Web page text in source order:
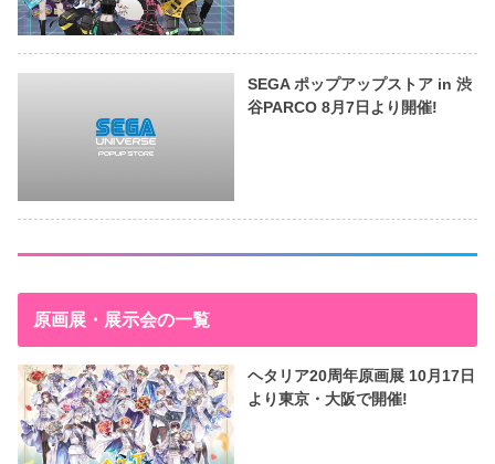
SEGA ポップアップストア in 渋
谷PARCO 8月7日より開催!
原画展・展示会の一覧
ヘタリア20周年原画展 10月17日
より東京・大阪で開催!